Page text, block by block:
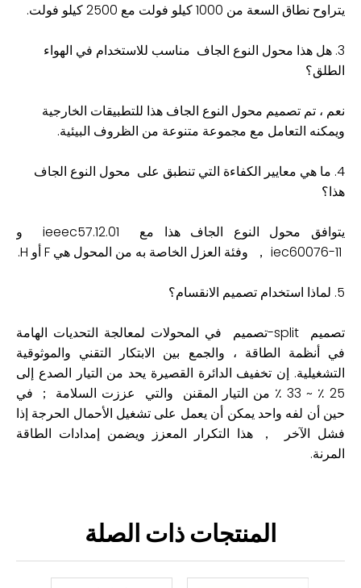
يتراوح نطاق السعة من 1000 كيلو فولت مع 2500 كيلو فولت.
3. هل هذا محول النوع الجاف مناسب للاستخدام في الهواء
الطلق؟
نعم ، تم تصميم محول النوع الجاف هذا للتطبيقات الخارجية
ويمكنه التعامل مع مجموعة متنوعة من الظروف البيئية.
4. ما هي معايير الكفاءة التي تنطبق على محول النوع الجاف
هذا؟
يتوافق محول النوع الجاف هذا مع ‌ieeec57.12.01‌ و
5. لماذا استخدام تصميم الانقسام؟
تصميم ‌split-تصميم في المحولات لمعالجة التحديات الهامة
في أنظمة الطاقة ، والجمع بين الابتكار التقني والموثوقية
التشغيلية. إن تخفيف الدائرة القصيرة يحد من التيار الصدع إلى
25 ٪ ~ 33 ٪ من التيار المقنن ‌ والتي عززت السلامة ； في
حين أن لفه واحد يمكن أن يعمل على تشغيل الأحمال الحرجة إذا
فشل الآخر ， هذا التكرار المعزز ويضمن إمدادات الطاقة
المرنة.
المنتجات ذات الصلة